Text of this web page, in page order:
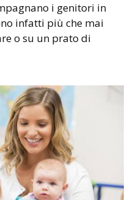
i genitori in
infatti più che mai
o su un prato di